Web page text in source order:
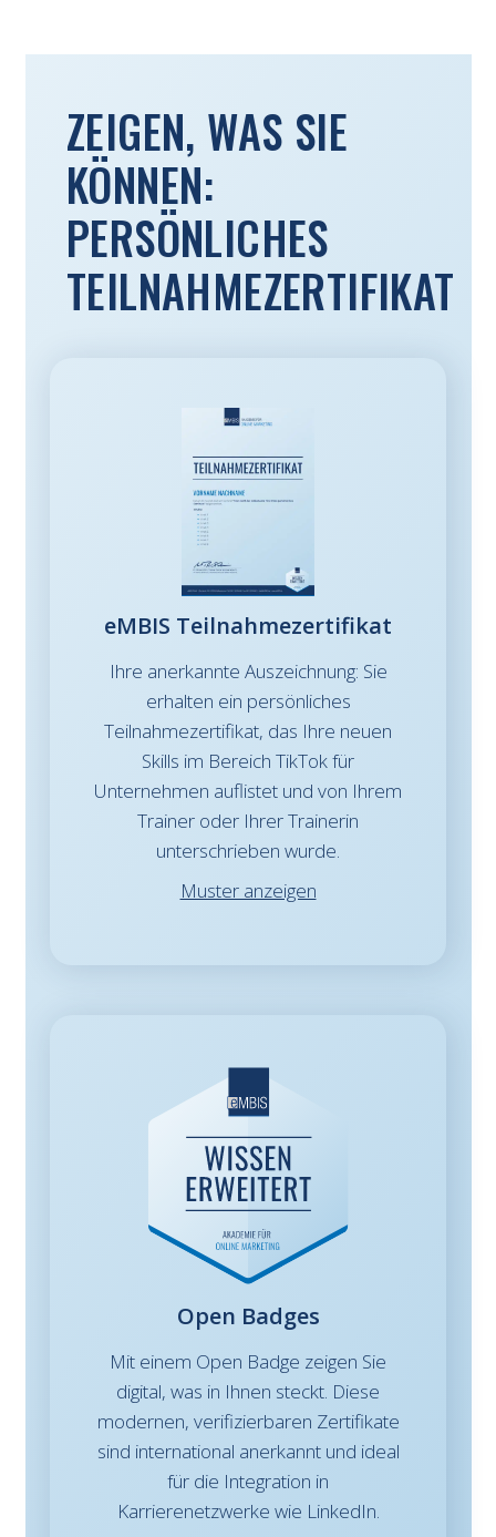
ZEIGEN, WAS SIE
KÖNNEN:
PERSÖNLICHES
TEILNAHMEZERTIFIKAT
eMBIS Teilnahmezertifikat
Ihre anerkannte Auszeichnung: Sie
erhalten ein persönliches
Teilnahmezertifikat, das Ihre neuen
Skills im Bereich TikTok für
Unternehmen auflistet und von Ihrem
Trainer oder Ihrer Trainerin
unterschrieben wurde.
Muster anzeigen
Open Badges
Mit einem Open Badge zeigen Sie
digital, was in Ihnen steckt. Diese
modernen, verifizierbaren Zertifikate
sind international anerkannt und ideal
für die Integration in
Karrierenetzwerke wie LinkedIn.